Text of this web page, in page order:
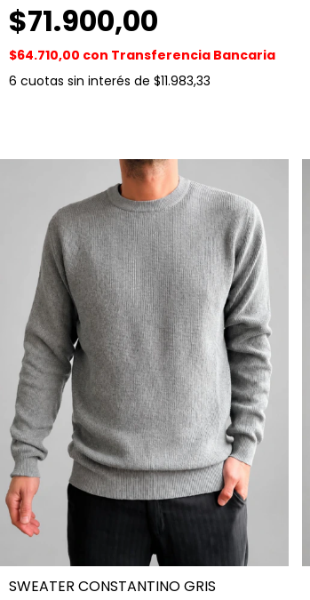
$71.900,00
$64.710,00 con Transferencia Bancaria
6 cuotas sin interés de $11.983,33
SWEATER CONSTANTINO GRIS